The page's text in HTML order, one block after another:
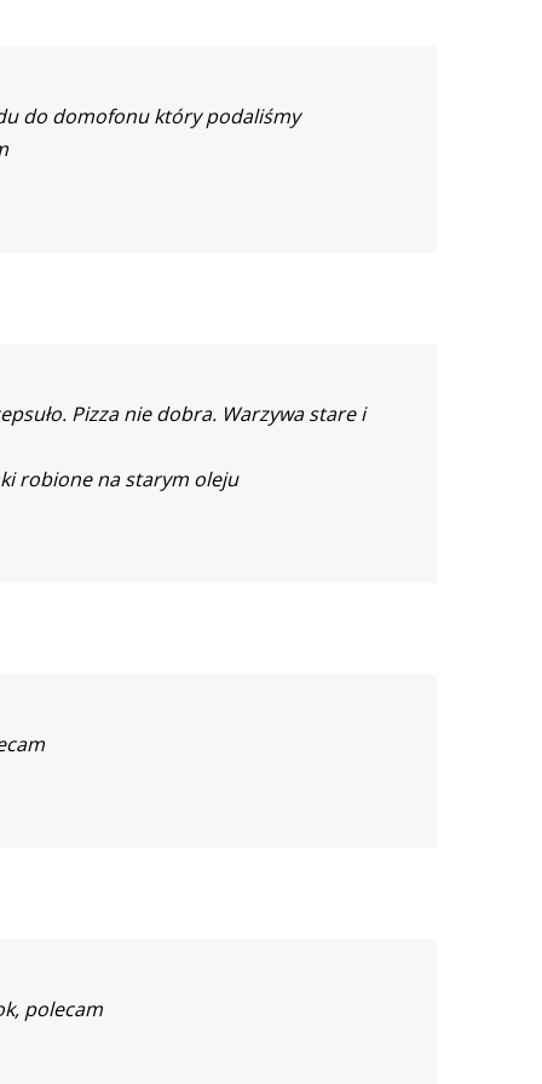
do domofonu który podaliśmy
Pizza nie dobra. Warzywa stare i
robione na starym oleju
polecam